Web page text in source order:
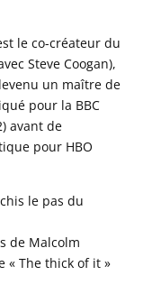
le co-créateur du
Steve Coogan),
un maître de
pour la BBC
avant de
pour HBO
le pas du
de Malcolm
« The thick of it »